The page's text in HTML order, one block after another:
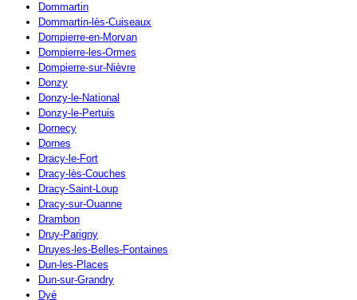
Dommartin
Dommartin-lès-Cuiseaux
Dompierre-en-Morvan
Dompierre-les-Ormes
Dompierre-sur-Nièvre
Donzy
Donzy-le-National
Donzy-le-Pertuis
Dornecy
Dornes
Dracy-le-Fort
Dracy-lès-Couches
Dracy-Saint-Loup
Dracy-sur-Ouanne
Drambon
Druy-Parigny
Druyes-les-Belles-Fontaines
Dun-les-Places
Dun-sur-Grandry
Dyé